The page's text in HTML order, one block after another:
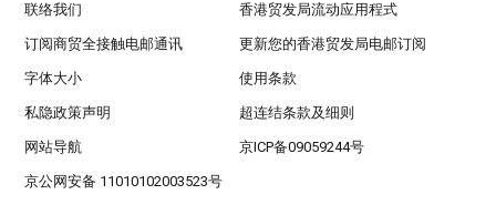
联络我们 香港贸发局流动应用程式
订阅商贸全接触电邮通讯 更新您的香港贸发局电邮订阅
字体大小 使用条款
私隐政策声明 超连结条款及细则
网站导航 京ICP备09059244号
京公网安备 11010102003523号